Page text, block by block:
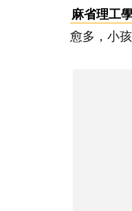
麻省理工
愈多，小